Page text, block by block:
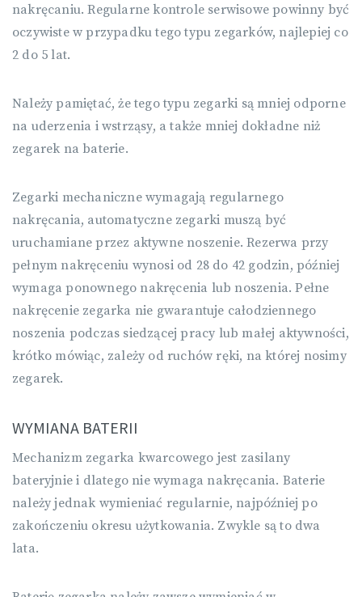
nakręcaniu. Regularne kontrole serwisowe powinny być
oczywiste w przypadku tego typu zegarków, najlepiej co
2 do 5 lat.
Należy pamiętać, że tego typu zegarki są mniej odporne
na uderzenia i wstrząsy, a także mniej dokładne niż
zegarek na baterie.
Zegarki mechaniczne wymagają regularnego
nakręcania, automatyczne zegarki muszą być
uruchamiane przez aktywne noszenie. Rezerwa przy
pełnym nakręceniu wynosi od 28 do 42 godzin, później
wymaga ponownego nakręcenia lub noszenia. Pełne
nakręcenie zegarka nie gwarantuje całodziennego
noszenia podczas siedzącej pracy lub małej aktywności,
krótko mówiąc, zależy od ruchów ręki, na której nosimy
zegarek.
WYMIANA BATERII
Mechanizm zegarka kwarcowego jest zasilany
bateryjnie i dlatego nie wymaga nakręcania. Baterie
należy jednak wymieniać regularnie, najpóźniej po
zakończeniu okresu użytkowania. Zwykle są to dwa
lata.